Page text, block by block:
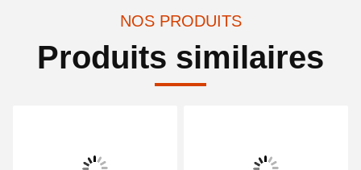
NOS PRODUITS
Produits similaires